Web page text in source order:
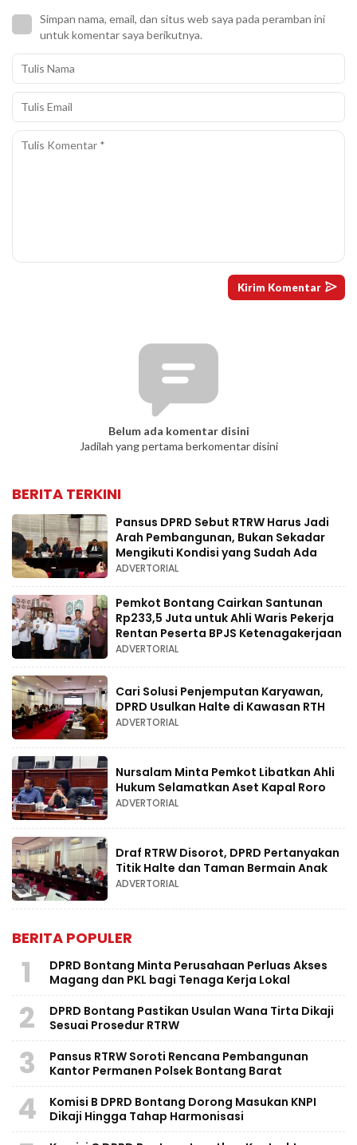
Simpan nama, email, dan situs web saya pada peramban ini
untuk komentar saya berikutnya.
Belum ada komentar disini
Jadilah yang pertama berkomentar disini
BERITA TERKINI
Pansus DPRD Sebut RTRW Harus Jadi
Arah Pembangunan, Bukan Sekadar
Mengikuti Kondisi yang Sudah Ada
ADVERTORIAL
Pemkot Bontang Cairkan Santunan
Rp233,5 Juta untuk Ahli Waris Pekerja
Rentan Peserta BPJS Ketenagakerjaan
ADVERTORIAL
Cari Solusi Penjemputan Karyawan,
DPRD Usulkan Halte di Kawasan RTH
ADVERTORIAL
Nursalam Minta Pemkot Libatkan Ahli
Hukum Selamatkan Aset Kapal Roro
ADVERTORIAL
Draf RTRW Disorot, DPRD Pertanyakan
Titik Halte dan Taman Bermain Anak
ADVERTORIAL
BERITA POPULER
1
DPRD Bontang Minta Perusahaan Perluas Akses
Magang dan PKL bagi Tenaga Kerja Lokal
2
DPRD Bontang Pastikan Usulan Wana Tirta Dikaji
Sesuai Prosedur RTRW
3
Pansus RTRW Soroti Rencana Pembangunan
Kantor Permanen Polsek Bontang Barat
4
Komisi B DPRD Bontang Dorong Masukan KNPI
Dikaji Hingga Tahap Harmonisasi